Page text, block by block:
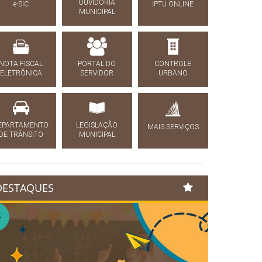
e-SIC
OUVIDORIA
MUNICIPAL
IPTU ONLINE
FISCAL
ELETRÔNICA
PORTAL DO
SERVIDOR
CONTROLE
URBANO
TRÂNSITO
LEGISLAÇÃO
MUNICIPAL
MAIS SERVIÇOS